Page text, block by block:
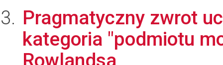
Pragmatyczny zwrot
kategoria "podmiotu
Rowlandsa